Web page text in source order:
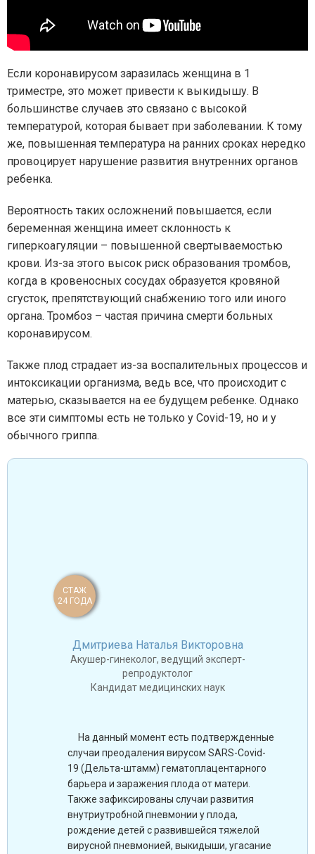
Если коронавирусом заразилась женщина в 1
триместре, это может привести к выкидышу. В
большинстве случаев это связано с высокой
температурой, которая бывает при заболевании. К тому
же, повышенная температура на ранних сроках нередко
провоцирует нарушение развития внутренних органов
ребенка.
Вероятность таких осложнений повышается, если
беременная женщина имеет склонность к
гиперкоагуляции – повышенной свертываемостью
крови. Из-за этого высок риск образования тромбов,
когда в кровеносных сосудах образуется кровяной
сгусток, препятствующий снабжению того или иного
органа. Тромбоз – частая причина смерти больных
коронавирусом.
Также плод страдает из-за воспалительных процессов и
интоксикации организма, ведь все, что происходит с
матерью, сказывается на ее будущем ребенке. Однако
все эти симптомы есть не только у Covid-19, но и у
обычного гриппа.
СТАЖ
24 ГОДА
Дмитриева Наталья Викторовна
Акушер-гинеколог, ведущий эксперт-
репродуктолог
Кандидат медицинских наук
На данный момент есть подтвержденные
случаи преодаления вирусом SARS-Covid-
19 (Дельта-штамм) гематоплацентарного
барьера и заражения плода от матери.
Также зафиксированы случаи развития
внутриутробной пневмонии у плода,
рождение детей с развившейся тяжелой
вирусной пневмонией, выкидыши, угасание